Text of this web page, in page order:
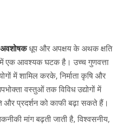
अवशोषकधूप और अपक्षय के अथक क्षति
में एक आवश्यक घटक है। उच्च गुणवत्ता
में शामिल करके, निर्माता कृषि और
वस्तुओं तक विविध उद्योगों में
और प्रदर्शन को काफी बढ़ा सकते हैं।
मांग बढ़ती जाती है, विश्वसनीय,